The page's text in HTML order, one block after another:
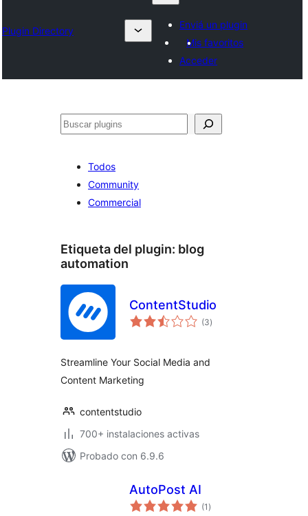
Plugin Directory
Enviá un plugin
Mis favoritos
Acceder
Buscar
Todos
Community
Commercial
Etiqueta del plugin: blog
automation
ContentStudio
(3total
de
)
Streamline Your Social Media and
Content Marketing
contentstudio
700+ instalaciones activas
Probado con 6.9.6
AutoPost AI
(1 total
de
)